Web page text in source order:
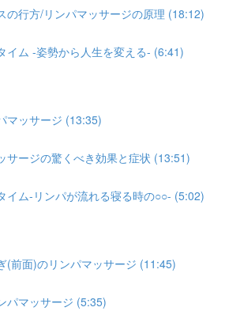
の行方/リンパマッサージの原理 (18:12)
イム -姿勢から人生を変える- (6:41)
マッサージ (13:35)
サージの驚くべき効果と症状 (13:51)
イム-リンパが流れる寝る時の○○- (5:02)
(前面)のリンパマッサージ (11:45)
パマッサージ (5:35)